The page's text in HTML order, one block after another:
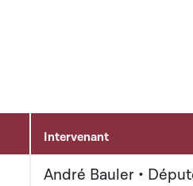
Intervenant
André Bauler •